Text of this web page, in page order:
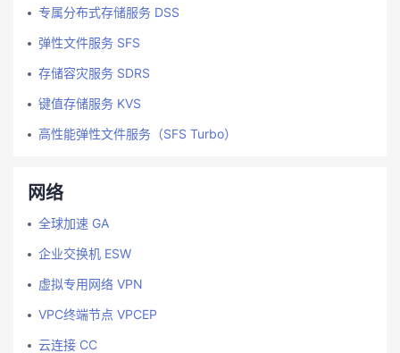
专属分布式存储服务 DSS
弹性文件服务 SFS
存储容灾服务 SDRS
键值存储服务 KVS
高性能弹性文件服务（SFS Turbo）
网络
全球加速 GA
企业交换机 ESW
虚拟专用网络 VPN
VPC终端节点 VPCEP
云连接 CC